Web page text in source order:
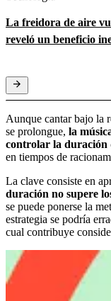
La freidora de aire
reveló un beneficio
Aunque cantar bajo la
se prolongue, la
controlar la duración
en tiempos de
La clave consiste en
duración no supere
se puede ponerse la
estrategia se podría
cual contribuye